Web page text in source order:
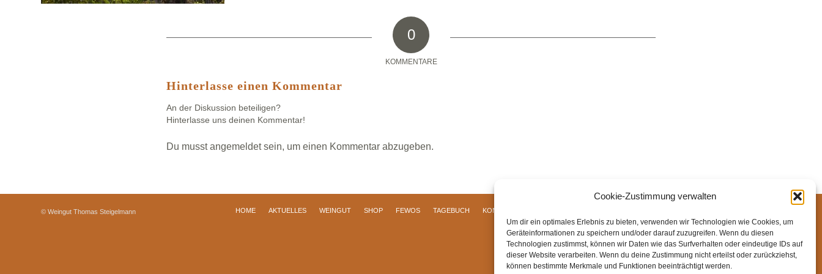
Cookie-Zustimmung verwalten
Um dir ein optimales Erlebnis zu bieten, verwenden wir Technologien wie Cookies, um
Geräteinformationen zu speichern und/oder darauf zuzugreifen. Wenn du diesen
Technologien zustimmst, können wir Daten wie das Surfverhalten oder eindeutige IDs auf
dieser Website verarbeiten. Wenn du deine Zustimmung nicht erteilst oder zurückziehst,
können bestimmte Merkmale und Funktionen beeinträchtigt werden.
0
KOMMENTARE
Hinterlasse einen Kommentar
An der Diskussion beteiligen?
Hinterlasse uns deinen Kommentar!
Du musstangemeldetsein, um einen Kommentar abzugeben.
© Weingut Thomas Steigelmann HOME AKTUELLES WEINGUT SHOP FEWOS TAGEBUCH KONTAKT